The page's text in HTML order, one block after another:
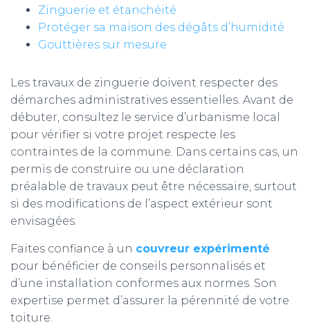
Zinguerie et étanchéité
Protéger sa maison des dégâts d’humidité
Gouttières sur mesure
Les travaux de zinguerie doivent respecter des
démarches administratives essentielles. Avant de
débuter, consultez le service d’urbanisme local
pour vérifier si votre projet respecte les
contraintes de la commune. Dans certains cas, un
permis de construire ou une déclaration
préalable de travaux peut être nécessaire, surtout
si des modifications de l’aspect extérieur sont
envisagées.
Faites confiance à un couvreur expérimenté
pour bénéficier de conseils personnalisés et
d’une installation conformes aux normes. Son
expertise permet d’assurer la pérennité de votre
toiture.